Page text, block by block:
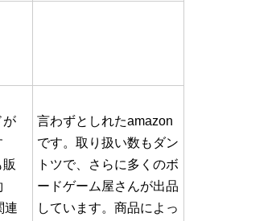
が
連
言わずとしれたamazon
です。取り扱い数もダン
トツで、さらに多くのボ
ードゲーム屋さんが出品
しています。商品によっ